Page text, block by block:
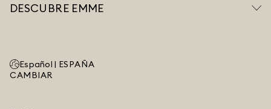
DESCUBRE EMME
Español | ESPAÑA
CAMBIAR